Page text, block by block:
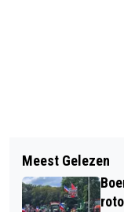
WOENSDAG
AAN DE
KOP-
Meest Gelezen